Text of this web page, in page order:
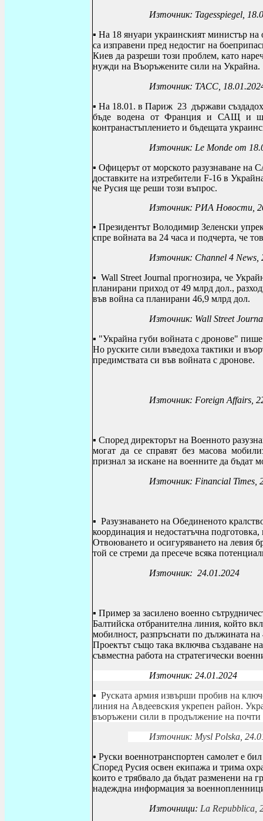
Източник: Tagesspiegel ,
▪ На 18 януари украинският министър на
са изправени пред недостиг на
Киев да разреши този проблем, като
нужди на Въоръжените сили на Украйна.
Източник: ТАСС,
▪ На 18.01. в Париж 23 държави
бъде водена от Франция и САЩ и ще
контранастъплението и бъдещата
Източник: Le Monde от
▪ Офицерът от морското разузнаване на
доставките на изтребители F-16 в
че Русия ще реши този въпрос.
Източник: РИА Новости,
▪ Президентът Володимир Зеленски
спре войната ва 24 часа и подчерта, че
Източник: Channel 4 News
▪ Wall Street Journal прогнозира, че
планирани приход от 49 млрд дол.,
във война са планирани 46,9 млрд дол.
Източник: Wall Street
▪ "Украйна губи войната с дронове"
Но руските сили въведоха тактики и
предимствата си във войната с дронове.
Източник: Foreign Affairs ,
▪ Според директорът на Военното
могат да се справят без масова
признал за искане на военните да
Източник: Financial Times
▪ Разузнаването на Обединеното
координация и недостатъчна
Отвоюването и осигуряването на левия
той се стреми да пресече всяка
Източник: 24.01.2024
▪ Пример за засилено военно
Балтийска отбранителна линия, който
мобилност, разпръснати по дължината
Проектът също така включва създаване
съвместна работа на стратегически
Източник: 24.01.2024
▪ Руската армия извърши пробив на
линия на Авдеевския укрепен район.
въоръжени сили в продължение на почти
Източник: Mysl Polska ,
▪ Руски военнотранспортен самолет е
Според Русия освен екипажа и трима
които е трябвало да бъдат разменени на
надеждна информация за
Източници: La Repubblica